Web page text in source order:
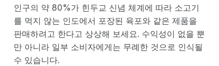
인구의 약 80%가 힌두교 신념 체계에 따라 소고기
를 먹지 않는 인도에서 포장된 육포와 같은 제품을
판매하려고 한다고 상상해 보세요. 수익성이 없을 뿐
만 아니라 일부 소비자에게는 무례한 것으로 인식될
수 있습니다.